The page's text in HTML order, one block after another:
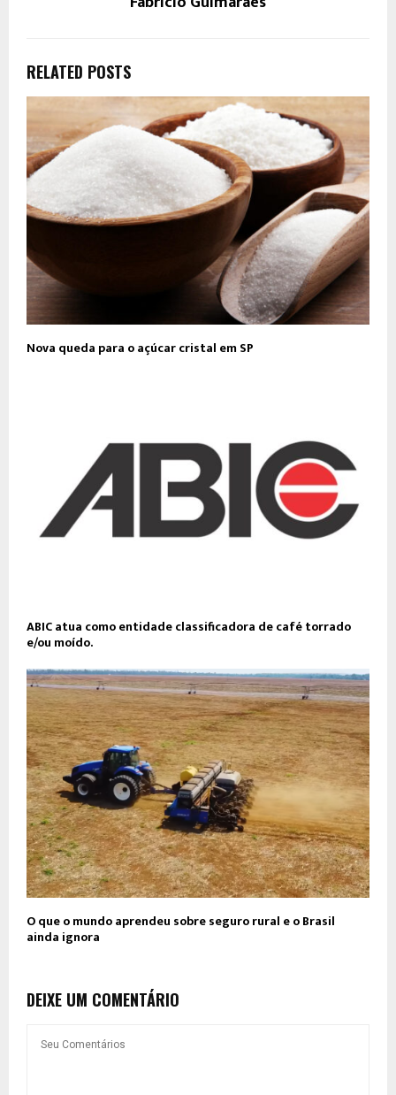
RELATED POSTS
Nova queda para o açúcar cristal em SP
ABIC atua como entidade classificadora de café torrado
e/ou moído.
O que o mundo aprendeu sobre seguro rural e o Brasil
ainda ignora
DEIXE UM COMENTÁRIO